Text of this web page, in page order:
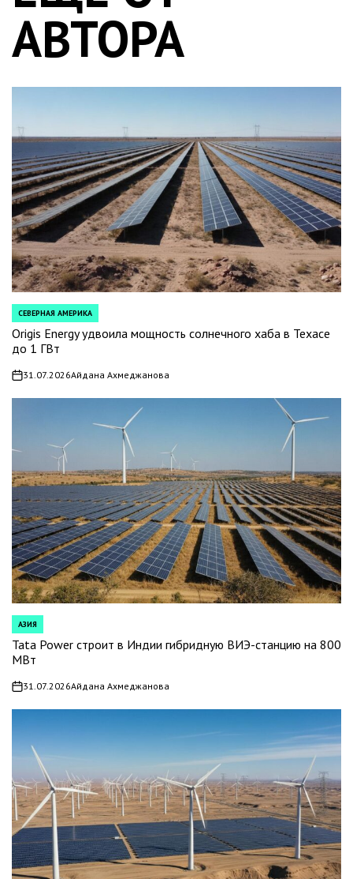
АВТОРА
POSTED
IN
СЕВЕРНАЯ АМЕРИКА
Origis Energy удвоила мощность солнечного хаба в Техасе
до 1 ГВт
on31.07.2026Айдана Ахмеджанова
POSTED
IN
АЗИЯ
Tata Power строит в Индии гибридную ВИЭ-станцию на 800
МВт
on31.07.2026Айдана Ахмеджанова